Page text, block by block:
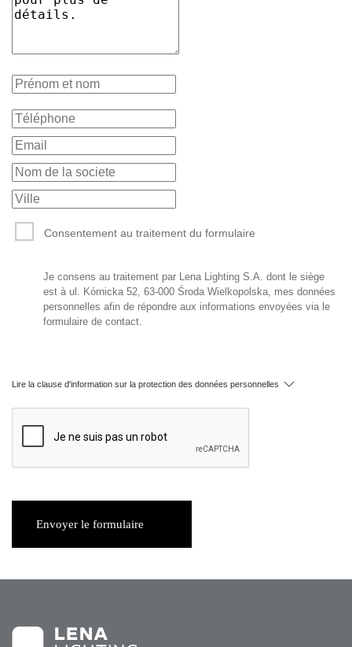
Consentement au traitement du formulaire
Je consens au traitement par Lena Lighting S.A. dont le siège
est à ul. Kórnicka 52, 63-000 Środa Wielkopolska, mes données
personnelles afin de répondre aux informations envoyées via le
formulaire de contact.
Lire la clause d'information sur la protection des données personnelles
Envoyer le formulaire